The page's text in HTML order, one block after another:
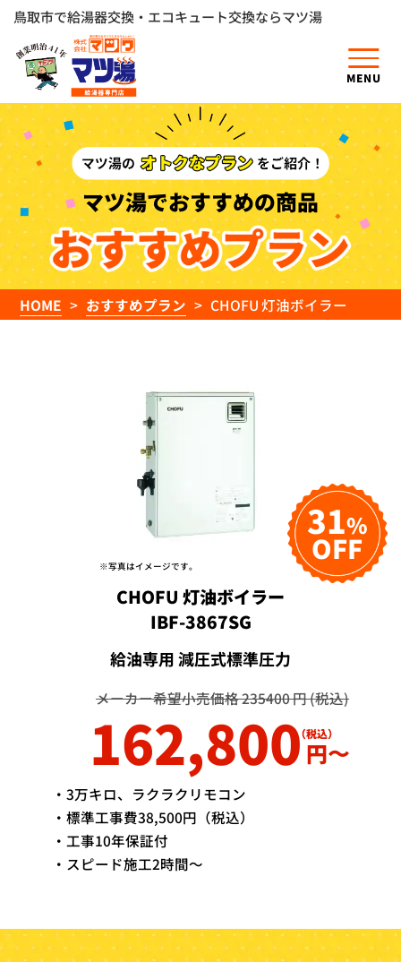
鳥取市で給湯器交換・エコキュート交換ならマツ湯
MENU
マツ湯でおすすめの商品
HOME おすすめプラン CHOFU 灯油ボイラー
※写真はイメージです。
31%
OFF
CHOFU 灯油ボイラー
IBF-3867SG
給油専用 減圧式標準圧力
メーカー希望小売価格 235400 円 (税込)
162,800円〜
・3万キロ、ラクラクリモコン
・標準工事費38,500円（税込）
・工事10年保証付
・スピード施工2時間～